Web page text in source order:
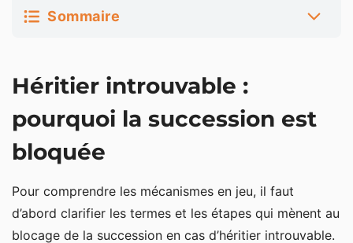
Sommaire
bloquée
Héritier introuvable, absent, disparu : quelles
différences ?
L’acte de notoriété ne peut pas être finalisé
normalement
Les effets concrets du blocage
Héritier introuvable :
pourquoi la succession est
bloquée
Pour comprendre les mécanismes en jeu, il faut
d’abord clarifier les termes et les étapes qui mènent au
blocage de la succession en cas d’héritier introuvable.